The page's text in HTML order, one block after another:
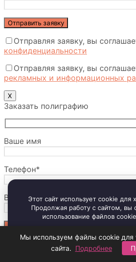
Отправляя заявку, вы
конфиденциальности
Отправляя заявку, вы
рекламных и информационных
Х
Заказать полиграфию
Ваше имя
Телефон*
Ваш вопрос?
Отправляя заявку, вы
конфиденциальности
Этот сайт использует cookie для
Продолжая работу с сайтом, вы
использование файлов
Принять и
Мы используем файлы cookie для
сайта. Подробнее